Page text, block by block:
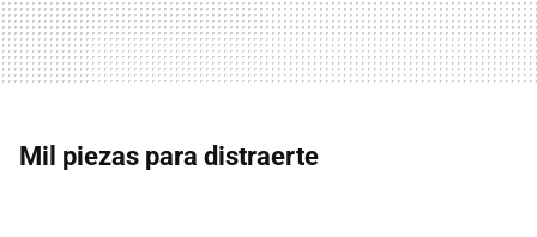
Mil piezas para distraerte